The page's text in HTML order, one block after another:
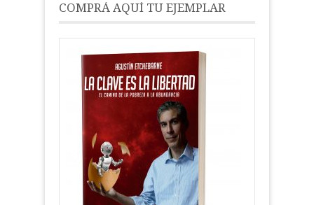
COMPRÁ AQUÍ TU EJEMPLAR